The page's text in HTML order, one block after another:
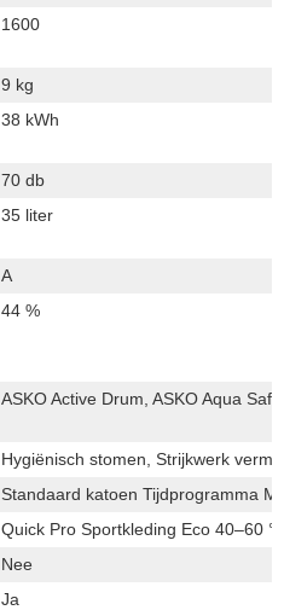
1600
9 kg
38 kWh
70 db
35 liter
A
44 %
ASKO Active Drum, ASKO Aqua
Hygiënisch stomen, Strijkwerk
Standaard katoen Tijdprogramma
Quick Pro Sportkleding Eco 40–60
Nee
Ja